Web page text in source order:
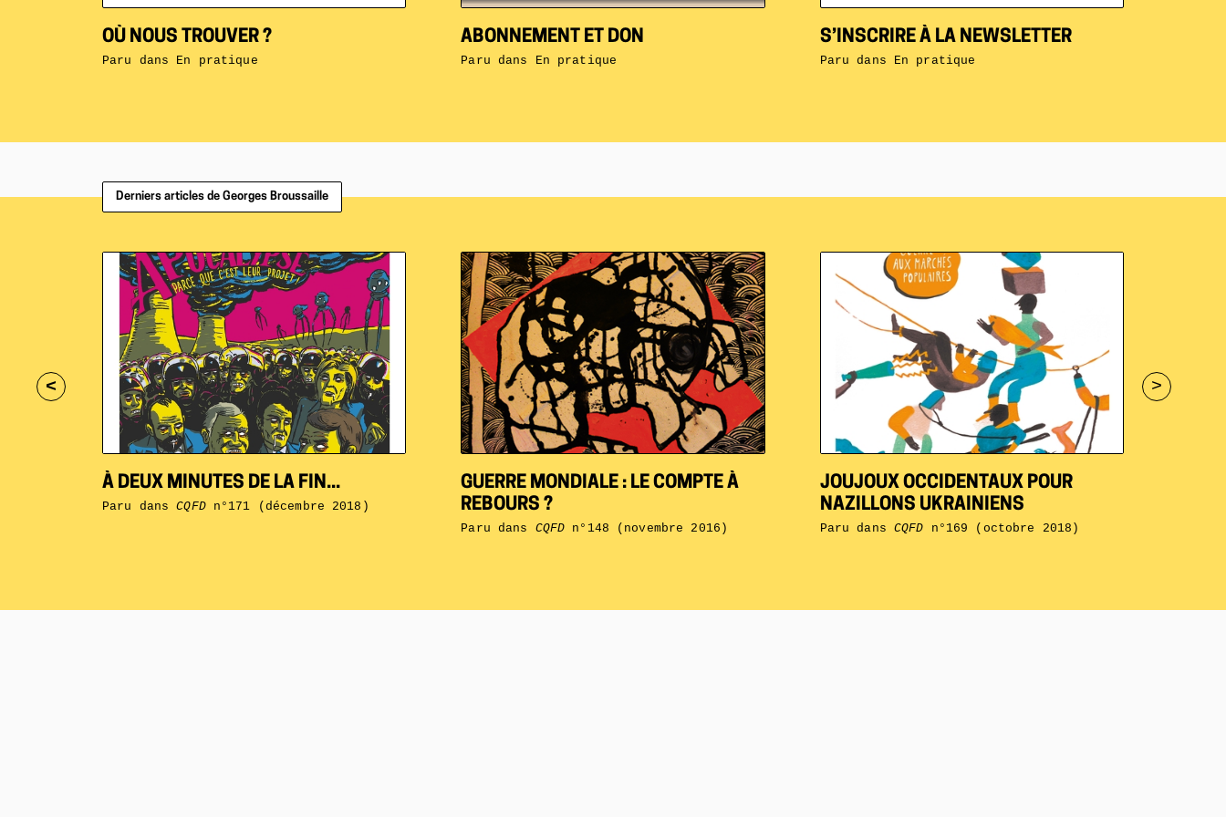
OÙ NOUS TROUVER ?
Paru dans En pratique
ABONNEMENT ET DON
Paru dans En pratique
S’INSCRIRE À LA NEWSLETTER
Paru dans En pratique
< >
Derniers articles de Georges Broussaille
À DEUX MINUTES DE LA FIN...
Paru dansCQFDn°171 (décembre 2018)
GUERRE MONDIALE : LE COMPTE À
REBOURS ?
Paru dans CQFD n°148 (novembre 2016)
JOUJOUX OCCIDENTAUX POUR
NAZILLONS UKRAINIENS
Paru dans CQFD n°169 (octobre 2018)